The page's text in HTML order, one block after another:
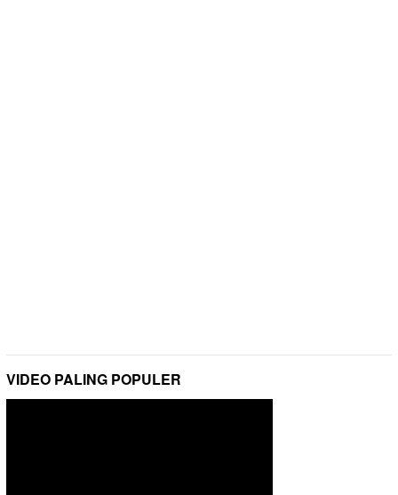
VIDEO PALING POPULER